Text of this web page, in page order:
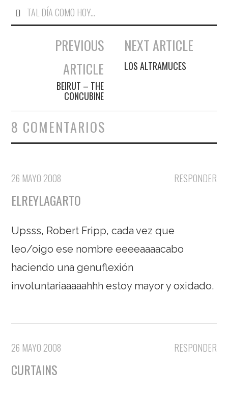
TAL DÍA COMO HOY...
Navegación de entradas
PREVIOUS
ARTICLE
BEIRUT – THE
CONCUBINE
NEXT ARTICLE
LOS ALTRAMUCES
8 COMENTARIOS
RESPONDER
26 MAYO 2008
ELREYLAGARTO
Upsss, Robert Fripp, cada vez que
leo/oigo ese nombre eeeeaaaacabo
haciendo una genuflexión
involuntariaaaaahhh estoy mayor y oxidado.
RESPONDER
26 MAYO 2008
CURTAINS